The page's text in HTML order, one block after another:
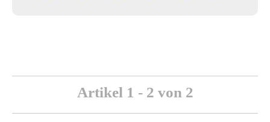
Artikel 1 - 2 von 2